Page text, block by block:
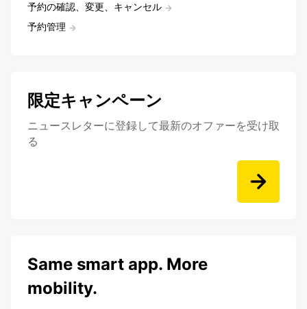
予約の確認、変更、キャンセル
予約管理
限定キャンペーン
ニュースレターに登録して最新のオファーを受け取
る
Same smart app. More
mobility.